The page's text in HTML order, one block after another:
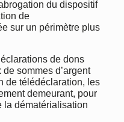
du dispositif
de
sur un périmètre plus
de dons
sommes d’argent
de télédéclaration, les
demeurant, pour
la dématérialisation